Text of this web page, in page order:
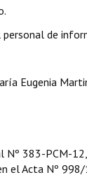
personal de
Eugenia
Nº 383-PCM-
el Acta Nº